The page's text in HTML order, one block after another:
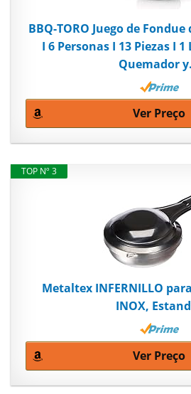
BBQ-TORO Juego de
I 6 Personas I 13 Piezas I
Quemador
Ver Preço
TOP Nº 3
Metaltex INFERNILLO
INOX,
Ver Preço